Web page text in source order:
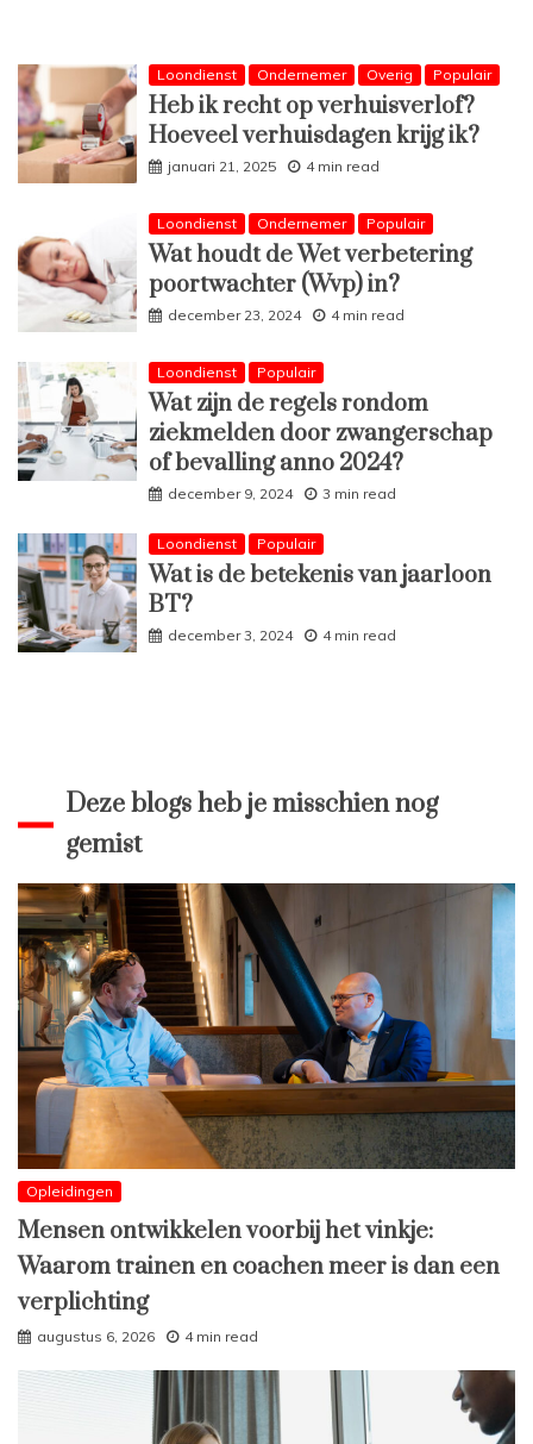
Loondienst Ondernemer Overig Populair
Heb ik recht op verhuisverlof?
Hoeveel verhuisdagen krijg ik?
januari 21, 2025 4 min read
Loondienst Ondernemer Populair
Wat houdt de Wet verbetering
poortwachter (Wvp) in?
december 23, 2024 4 min read
Loondienst Populair
Wat zijn de regels rondom
ziekmelden door zwangerschap
of bevalling anno 2024?
december 9, 2024 3 min read
Loondienst Populair
Wat is de betekenis van jaarloon
BT?
december 3, 2024 4 min read
Deze blogs heb je misschien nog
gemist
Opleidingen
Mensen ontwikkelen voorbij het vinkje:
Waarom trainen en coachen meer is dan een
verplichting
augustus 6, 2026 4 min read